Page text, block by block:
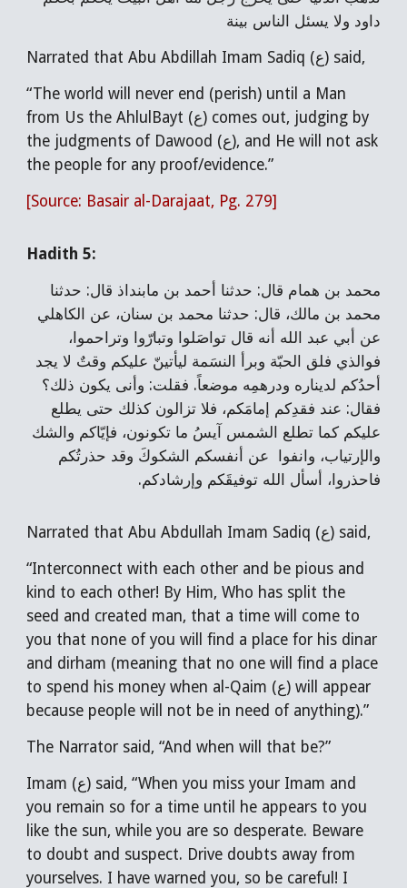
داود ولا يسئل الناس بينة
Narrated that Abu Abdillah Imam Sadiq (ع) said,
“The world will never end (perish) until a Man
from Us the AhlulBayt (ع) comes out, judging by
the judgments of Dawood (ع), and He will not ask
the people for any proof/evidence.”
[Source: Basair al-Darajaat, Pg. 279]
Hadith 5:
محمد بن همام قال: حدثنا أحمد بن مابنداذ قال: حدثنا
محمد بن مالك، قال: حدثنا محمد بن سنان، عن الكاهلي
عن أبي عبد الله أنه قال تواصَلوا وتبارّوا وتراحموا،
فوالذي فلق الحبّة وبرأ النسَمة ليأتينّ عليكم وقتٌ لا يجد
أحدُكم لديناره ودرهمِه موضعاً. فقلت: وأنى يكون ذلك؟
فقال: عند فقدِكم إمامَكم، فلا تزالون كذلك حتى يطلع
عليكم كما تطلع الشمس آيسُ ما تكونون، فإيّاكم والشك
والإرتياب، وانفوا عن أنفسكم الشكوكَ وقد حذرتُكم
فاحذروا، أسأل الله توفيقَكم وإرشادكم.
Narrated that Abu Abdullah Imam Sadiq (ع) said,
“Interconnect with each other and be pious and
kind to each other! By Him, Who has split the
seed and created man, that a time will come to
you that none of you will find a place for his dinar
and dirham (meaning that no one will find a place
to spend his money when al-Qaim (ع) will appear
because people will not be in need of anything).”
The Narrator said, “And when will that be?”
Imam (ع) said, “When you miss your Imam and
you remain so for a time until he appears to you
like the sun, while you are so desperate. Beware
to doubt and suspect. Drive doubts away from
yourselves. I have warned you, so be careful! I